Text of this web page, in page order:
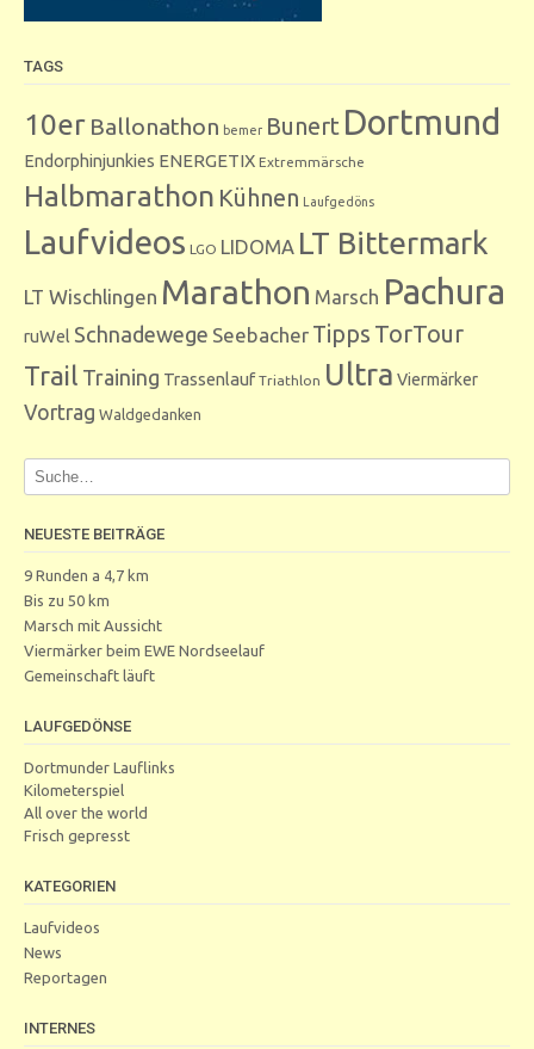
TAGS
10er Ballonathon bemer Bunert Dortmund
Endorphinjunkies ENERGETIX Extremmärsche
Halbmarathon Kühnen Laufgedöns
Laufvideos LGO LIDOMA LT Bittermark
LT Wischlingen Marathon Marsch Pachura
ruWel Schnadewege Seebacher Tipps TorTour
Trail Training Trassenlauf Triathlon Ultra Viermärker
Vortrag Waldgedanken
NEUESTE BEITRÄGE
9 Runden a 4,7 km
Bis zu 50 km
Marsch mit Aussicht
Viermärker beim EWE Nordseelauf
Gemeinschaft läuft
LAUFGEDÖNSE
Dortmunder Lauflinks
Kilometerspiel
All over the world
Frisch gepresst
KATEGORIEN
Laufvideos
News
Reportagen
INTERNES